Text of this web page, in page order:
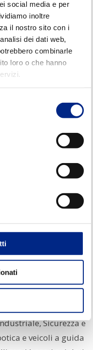
social media e per
inoltre
il nostro sito con i
dei dati web,
combinarle
loro o che hanno
trovi nella Hall 1 -
Smart
le ultime
e digitale.
diretto con i
cui Carpanelli
tecnologia dei
e software IT,
di controllo.
in fiera.
Sicurezza e
e veicoli a guida